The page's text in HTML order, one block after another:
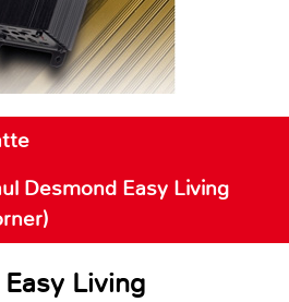
Desmond Easy Living
Living